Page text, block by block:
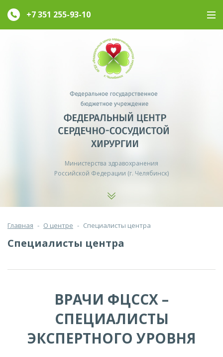
+7 351 255-93-10
Министерства здравохранения
Российской Федерации (г. Челябинск)
Главная - О центре - Специалисты центра
Специалисты центра
ВРАЧИ ФЦССХ –
СПЕЦИАЛИСТЫ
ЭКСПЕРТНОГО УРОВНЯ